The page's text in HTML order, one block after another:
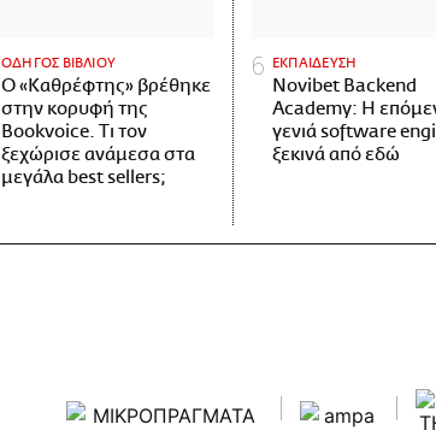
ΟΔΗΓΟΣ ΒΙΒΛΙΟΥ
Ο «Καθρέφτης» βρέθηκε
στην κορυφή της
Bookvoice. Τι τον
ξεχώρισε ανάμεσα στα
μεγάλα best sellers;
ΕΚΠΑΙΔΕΥΣΗ
Novibet Backend
Academy: Η
γενιά software
ξεκινά από εδώ